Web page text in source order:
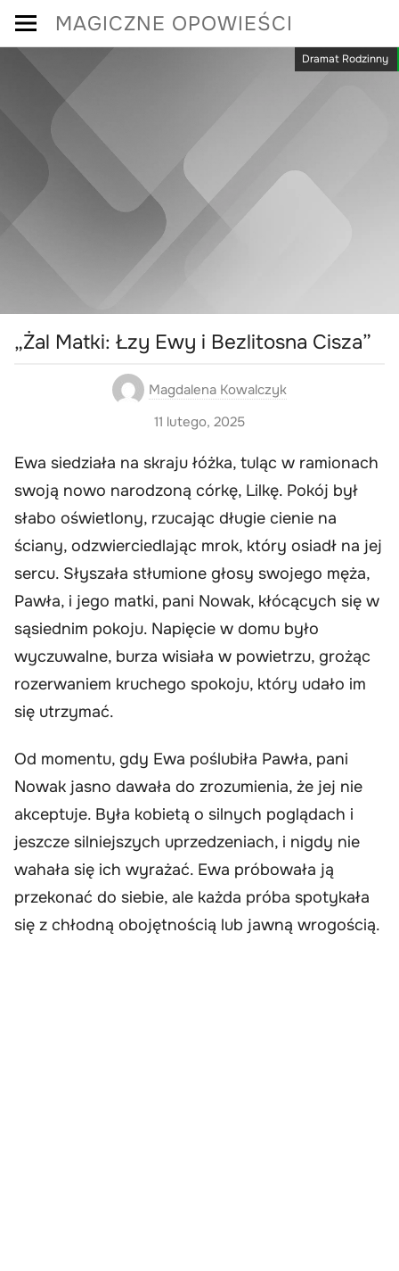
Skip
MAGICZNE OPOWIEŚCI
Dramat Rodzinny
„Żal Matki: Łzy Ewy i Bezlitosna Cisza”
Magdalena Kowalczyk
11 lutego, 2025
Ewa siedziała na skraju łóżka, tuląc w ramionach
swoją nowo narodzoną córkę, Lilkę. Pokój był
słabo oświetlony, rzucając długie cienie na
ściany, odzwierciedlając mrok, który osiadł na jej
sercu. Słyszała stłumione głosy swojego męża,
Pawła, i jego matki, pani Nowak, kłócących się w
sąsiednim pokoju. Napięcie w domu było
wyczuwalne, burza wisiała w powietrzu, grożąc
rozerwaniem kruchego spokoju, który udało im
się utrzymać.
Od momentu, gdy Ewa poślubiła Pawła, pani
Nowak jasno dawała do zrozumienia, że jej nie
akceptuje. Była kobietą o silnych poglądach i
jeszcze silniejszych uprzedzeniach, i nigdy nie
wahała się ich wyrażać. Ewa próbowała ją
przekonać do siebie, ale każda próba spotykała
się z chłodną obojętnością lub jawną wrogością.